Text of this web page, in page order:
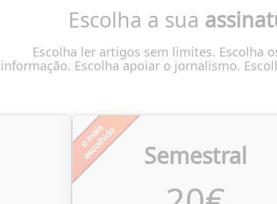
Escolha a sua
Escolha ler artigos sem limites. Escolha
informação. Escolha apoiar o jornalismo.
Semestral